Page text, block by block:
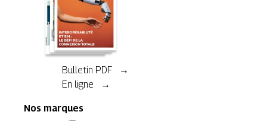
Bulletin PDF →
En ligne →
Nos marques